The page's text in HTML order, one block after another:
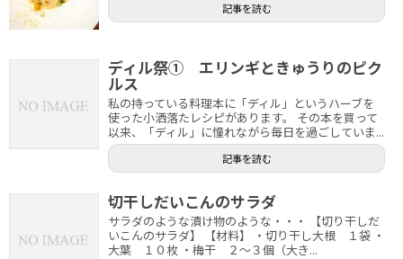
記事を読む
ディル祭① エリンギときゅうりのピク
ルス
私の持っている料理本に「ディル」というハーブを
使った小洒落たレシピがあります。 その本を買って
以来、「ディル」に憧れながら毎日を過ごしていま...
記事を読む
切干しだいこんのサラダ
サラダのような漬け物のような・・・ 【切り干しだ
いこんのサラダ】 【材料】 ・切り干し大根 １袋 ・
大葉 １０枚 ・梅干 ２～３個（大き...